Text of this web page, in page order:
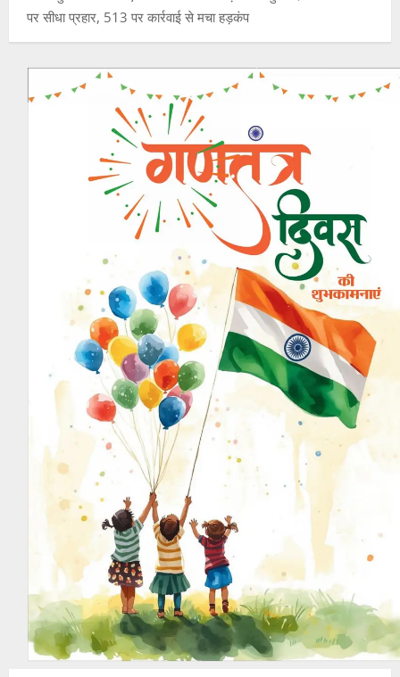
पर सीधा प्रहार, 513 पर कार्रवाई से मचा हड़कंप